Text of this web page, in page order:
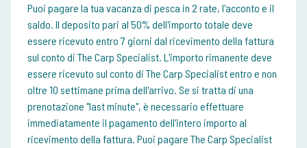
Puoi pagare la tua vacanza di pesca in 2 rate, l'acconto e il
saldo. Il deposito pari al 50% dell'importo totale deve
essere ricevuto entro 7 giorni dal ricevimento della fattura
sul conto di The Carp Specialist. L'importo rimanente deve
essere ricevuto sul conto di The Carp Specialist entro e non
oltre 10 settimane prima dell'arrivo. Se si tratta di una
prenotazione "last minute", è necessario effettuare
immediatamente il pagamento dell'intero importo al
ricevimento della fattura. Puoi pagare The Carp Specialist